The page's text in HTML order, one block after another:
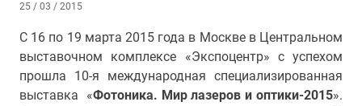
25 / 03 / 2015
С 16 по 19 марта 2015 года в Москве в Центральном
выставочном комплексе «Экспоцентр» с успехом
прошла 10-я международная специализированная
выставка «Фотоника. Мир лазеров и оптики-2015».